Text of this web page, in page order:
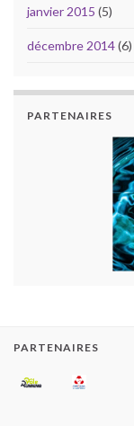
janvier 2015 (5)
décembre 2014(6)
PARTENAIRES
PARTENAIRES